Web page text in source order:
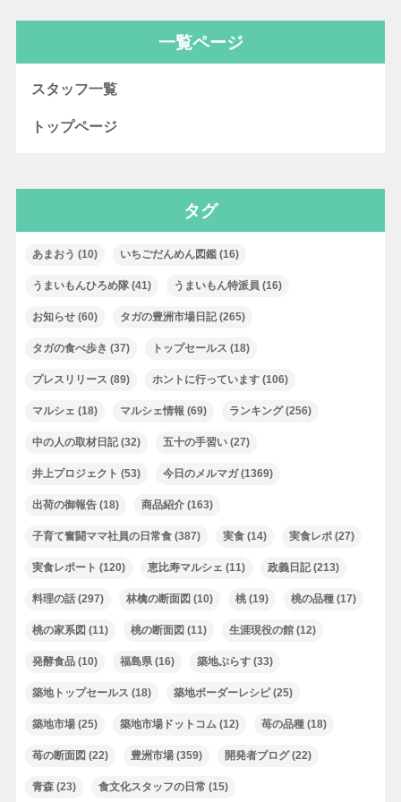
一覧ページ
スタッフ一覧
トップページ
タグ
あまおう (10) いちごだんめん図鑑(16)
うまいもんひろめ隊(41) うまいもん特派員 (16)
お知らせ(60) タガの豊洲市場日記(265)
タガの食べ歩き (37) トップセールス (18)
プレスリリース (89) ホントに行っています(106)
マルシェ (18) マルシェ情報 (69) ランキング(256)
中の人の取材日記(32) 五十の手習い(27)
井上プロジェクト (53) 今日のメルマガ(1369)
出荷の御報告(18) 商品紹介(163)
子育て奮闘ママ社員の日常食(387) 実食(14) 実食レポ(27)
実食レポート (120) 恵比寿マルシェ (11) 政義日記(213)
料理の話(297) 林檎の断面図 (10) 桃(19) 桃の品種(17)
桃の家系図 (11) 桃の断面図 (11) 生涯現役の館(12)
発酵食品(10) 福島県(16) 築地ぷらす(33)
築地トップセールス (18) 築地ボーダーレシピ(25)
築地市場(25) 築地市場ドットコム (12) 苺の品種(18)
苺の断面図 (22) 豊洲市場(359) 開発者ブログ(22)
青森(23) 食文化スタッフの日常 (15)